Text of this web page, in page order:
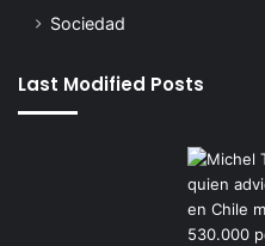
Sociedad
Last Modified Posts